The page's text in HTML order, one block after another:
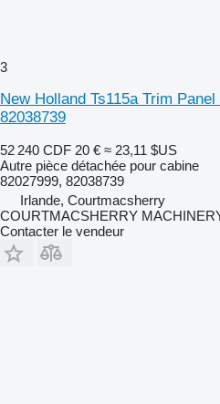
3
New Holland Ts115a Trim
82038739
52 240 CDF 20 € ≈ 23,11 $US
Autre pièce détachée pour cabine
82027999, 82038739
Irlande, Courtmacsherry
COURTMACSHERRY
Contacter le vendeur